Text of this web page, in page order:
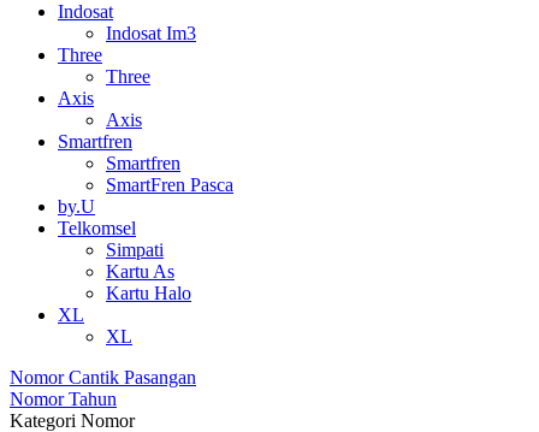
Indosat
Indosat Im3
Three
Three
Axis
Axis
Smartfren
Smartfren
SmartFren Pasca
by.U
Telkomsel
Simpati
Kartu As
Kartu Halo
XL
XL
Nomor Cantik Pasangan
Nomor Tahun
Kategori Nomor